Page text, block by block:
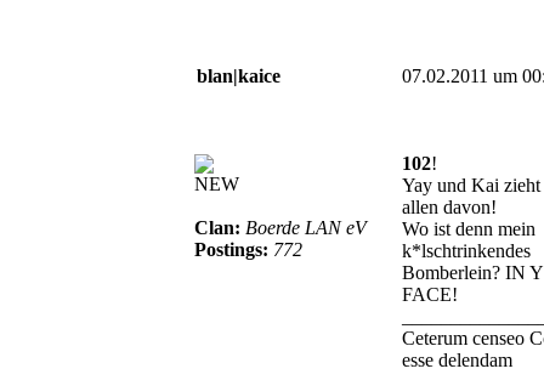
blan|kaice 07.02.2011 um
NEW
Clan: Boerde LAN eV
Postings: 772
102!
Yay und Kai
allen davon!
Wo ist denn mein
k*lschtrinkendes
Bomberlein? IN
FACE!
Ceterum censeo
esse delendam